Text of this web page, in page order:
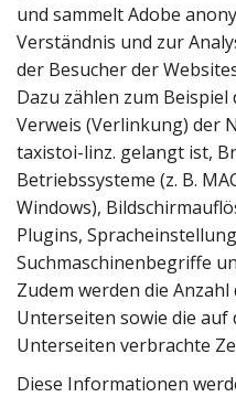
und sammelt Adobe
Verständnis und zur
der Besucher der
Dazu zählen zum
Verweis (Verlinkung) der
taxistoi-linz. gelangt ist,
Betriebssysteme (z. B.
Windows),
Plugins,
Suchmaschinenbegriffe
Zudem werden die
Unterseiten sowie die auf
Unterseiten verbrachte
Diese Informationen